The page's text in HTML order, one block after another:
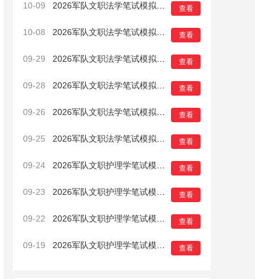
10-09 查看
10-08 查看
09-29 查看
09-28 查看
09-26 查看
09-25 查看
09-24 查看
09-23 查看
09-22 查看
09-19 查看